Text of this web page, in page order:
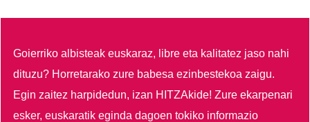
Goierriko albisteak euskaraz, libre eta kalitatez jaso nahi
dituzu? Horretarako zure babesa ezinbestekoa zaigu.
Egin zaitez harpidedun, izan HITZAkide!Zure ekarpenari
esker, euskaratik eginda dagoen tokiko informazio